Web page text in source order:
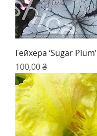
Гейхера ‘Sugar Plum’
Цена
100,00 ₴